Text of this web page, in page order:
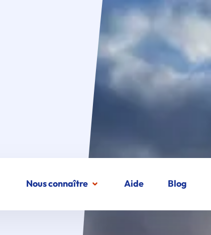
Nous connaître Aide Blog